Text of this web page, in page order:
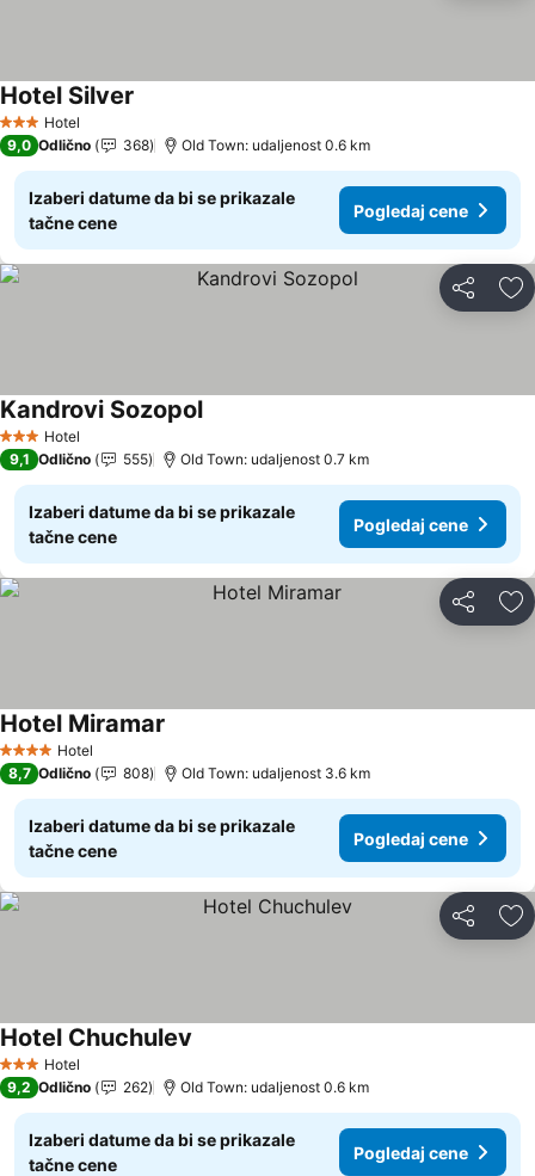
3 Zvezdice
Hotel
Hotel Silver
9,0 Odlično 368 Old Town: udaljenost 0.6 km
Izaberi datume da bi se prikazale
tačne cene
Pogledaj cene
Deli
3 Zvezdice
Hotel
Kandrovi Sozopol
9,1 Odlično 555 Old Town: udaljenost 0.7 km
Izaberi datume da bi se prikazale
tačne cene
Pogledaj cene
Deli
4 ZvezdiceHotel
Hotel Miramar
8,7 Odlično 808 Old Town: udaljenost 3.6 km
Izaberi datume da bi se prikazale
tačne cene
Pogledaj cene
Deli
3 Zvezdice
Hotel
Hotel Chuchulev
9,2 Odlično 262 Old Town: udaljenost 0.6 km
Izaberi datume da bi se prikazale
tačne cene
Pogledaj cene